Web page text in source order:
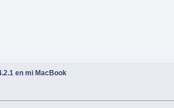
en mi MacBook